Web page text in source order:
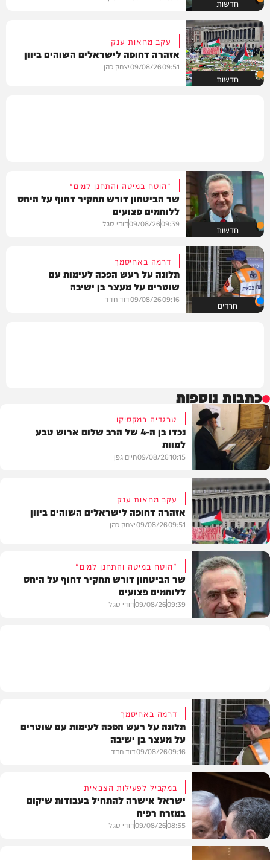
חדשות
חדשות
עקב מחאות ענק
אזהרה דחופה לישראלים השוהים ביוון
09:51
09/08/26יצחק כהן
חדשות
"הוטח במיטה והתחנן למים"
שר הביטחון דורש תחקיר דחוף על היחס
ללוחמים פצועים
09:39
09/08/26דודי סגל
חרדים
דרמה באחיסמך
תלונה על רעש הפכה לעימות עם
שוטרים על מעצר בן ישיבה
09:16
09/08/26דוד חדד
כתבות נוספות
חדשות
טרגדיה במקסיקו
נכדו בן ה-4 של הרב שלום ארוש טבע
למוות
10:15
09/08/26חיים גפן
חדשות
עקב מחאות ענק
אזהרה דחופה לישראלים השוהים ביוון
09:51
09/08/26יצחק כהן
"הוטח במיטה והתחנן למים"
שר הביטחון דורש תחקיר דחוף על היחס
ללוחמים פצועים
09:39
09/08/26דודי סגל
חרדים
דרמה באחיסמך
תלונה על רעש הפכה לעימות עם שוטרים
על מעצר בן ישיבה
09:16
09/08/26דוד חדד
במקביל לפעילות הצבאית
ישראל אישרה להתחיל בעבודות שיקום
במזרח רפיח
08:55
09/08/26דודי סגל